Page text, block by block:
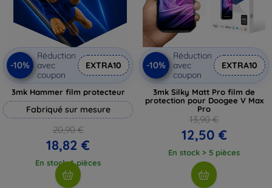
-10%
Réduction
avec
coupon
EXTRA10
3mk Hammer film protecteur
Fabriqué sur mesure
20,90 €
18,82 €
En stock 4 pièces
-10%
Réduction
avec
coupon
EXTRA10
3mk Silky Matt Pro film de
protection pour Doogee V Max
Pro
13,90 €
12,50 €
En stock > 5 pièces